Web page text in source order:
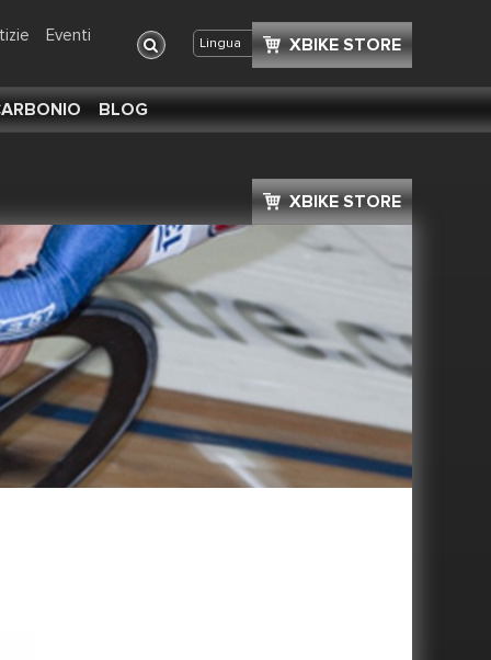
Eventi
Lingua Condividi +
BLOG
XBIKE STORE
XBIKE STORE